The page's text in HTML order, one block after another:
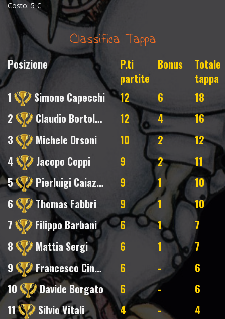
Costo: 5 €
Classifica Tappa
Posizione
P.ti
partite
Bonus
Totale
tappa
1
Simone Capecchi 12 6
18
2
Claudio Bortolotti 12 4
16
3
Michele Orsoni 10 2
12
4
Jacopo Coppi 9 2
11
5
Pierluigi Caiazzo 9 1
10
6
Thomas Fabbri 9 1
10
7
Filippo Barbani 6 1
7
8
Mattia Sergi 6 1
7
9
Francesco Cinelli 6 -
6
10
Davide Borgato 6 -
6
11
Silvio Vitali 4 - 4